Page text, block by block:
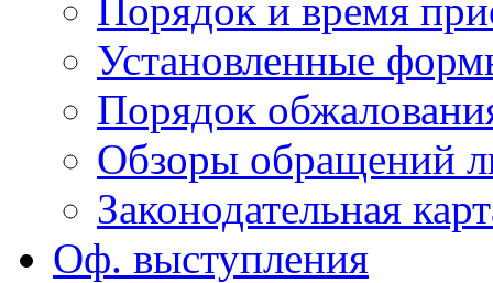
Порядок и время
Установленные
Порядок
Обзоры обращений
Законодательная
Оф. выступления